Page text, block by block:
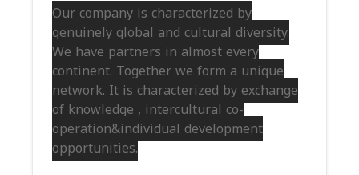
Our company is characterized by
genuinely global and cultural diversity.
We have partners in almost every
continent. Together we form a unique
network. It is characterized by exchange
of knowledge , intercultural co-
operation&individual development
opportunities.